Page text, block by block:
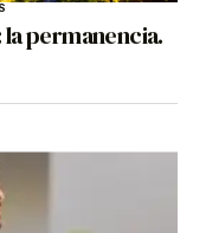
permanencia.